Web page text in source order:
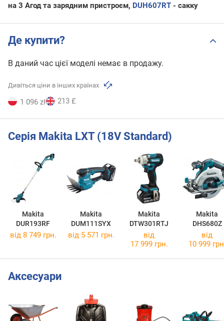
на 3 Агод та зарядним пристроєм, DUH607RT - сакку
Де купити?
В даний час цієї моделі немає в продажу.
Дивіться ціни в інших країнах
1 096 zł 213 £
Серія Makita LXT (18V Standard)
Makita
DUR193RF
Makita
DUM111SYX
Makita
DTW301RTJ
Makita
DHS680Z
від 8 749 грн. від 5 571 грн.
від
17 999 грн.
від
10 999
Аксесуари